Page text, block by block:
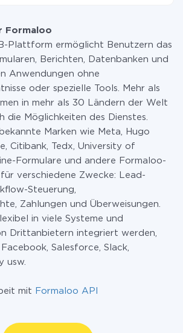
zuTarifen
Formaloo
Plattform ermöglicht Benutzern das
Berichten, Datenbanken und
Anwendungen ohne
oder spezielle Tools. Mehr als
in mehr als 30 Ländern der Welt
die Möglichkeiten des Dienstes.
Marken wie Meta, Hugo
Citibank, Tedx, University of
Formulare und andere Formaloo-
für verschiedene Zwecke: Lead-
Steuerung,
Zahlungen und Überweisungen.
in viele Systeme und
Drittanbietern integriert werden,
Salesforce, Slack,
usw.
mit Formaloo API